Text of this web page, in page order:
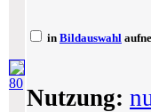
80
in Bildauswahl
Nutzung: